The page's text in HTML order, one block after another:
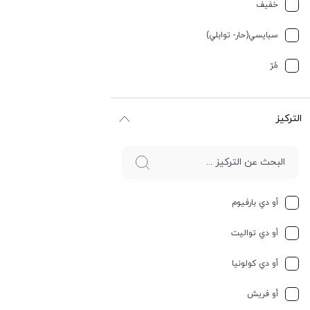
جلد
جوز الهند
حامِض
خفیف
سبایسي(حار- توابلي)
مُرّ
التركيز
أو دي بارفيوم
أو دي تواليت
أو دي كولونيا
أو فريش